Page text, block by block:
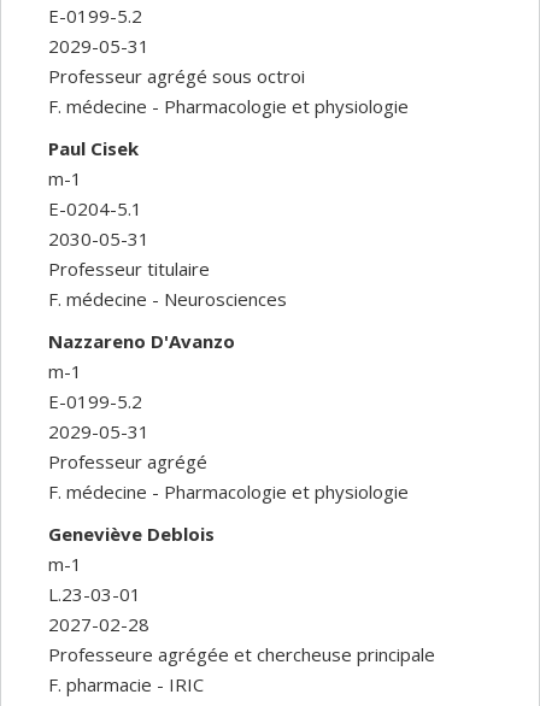
E-0199-5.2
2029-05-31
Professeur agrégé sous octroi
F. médecine - Pharmacologie et physiologie
Paul Cisek
m-1
E-0204-5.1
2030-05-31
Professeur titulaire
F. médecine - Neurosciences
Nazzareno D'Avanzo
m-1
E-0199-5.2
2029-05-31
Professeur agrégé
F. médecine - Pharmacologie et physiologie
Geneviève Deblois
m-1
L.23-03-01
2027-02-28
Professeure agrégée et chercheuse principale
F. pharmacie - IRIC